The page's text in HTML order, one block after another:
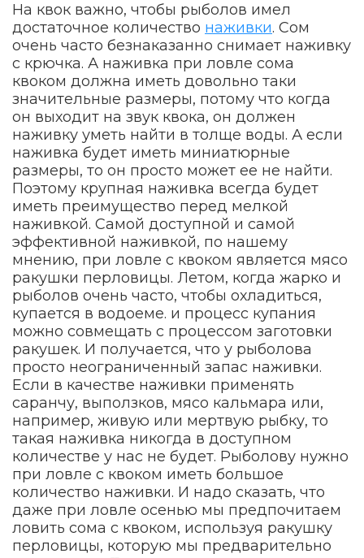
На квок важно, чтобы рыболов имел
достаточное количество наживки. Сом
очень часто безнаказанно снимает наживку
с крючка. А наживка при ловле сома
квоком должна иметь довольно таки
значительные размеры, потому что когда
он выходит на звук квока, он должен
наживку уметь найти в толще воды. А если
наживка будет иметь миниатюрные
размеры, то он просто может ее не найти.
Поэтому крупная наживка всегда будет
иметь преимущество перед мелкой
наживкой. Самой доступной и самой
эффективной наживкой, по нашему
мнению, при ловле с квоком является мясо
ракушки перловицы. Летом, когда жарко и
рыболов очень часто, чтобы охладиться,
купается в водоеме. и процесс купания
можно совмещать с процессом заготовки
ракушек. И получается, что у рыболова
просто неограниченный запас наживки.
Если в качестве наживки применять
саранчу, выползков, мясо кальмара или,
например, живую или мертвую рыбку, то
такая наживка никогда в доступном
количестве у нас не будет. Рыболову нужно
при ловле с квоком иметь большое
количество наживки. И надо сказать, что
даже при ловле осенью мы предпочитаем
ловить сома с квоком, используя ракушку
перловицы, которую мы предварительно